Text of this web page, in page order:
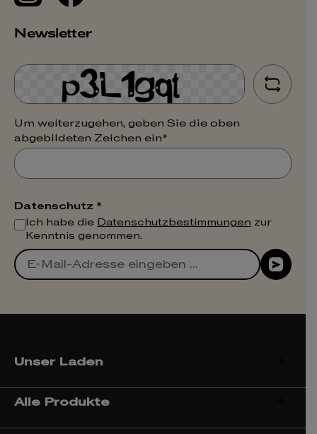
Newsletter
Um weiterzugehen, geben Sie die oben
abgebildeten Zeichen ein*
Datenschutz *
Ich habe die Datenschutzbestimmungen zur
Kenntnis genommen.
Unser Laden
Alle Produkte